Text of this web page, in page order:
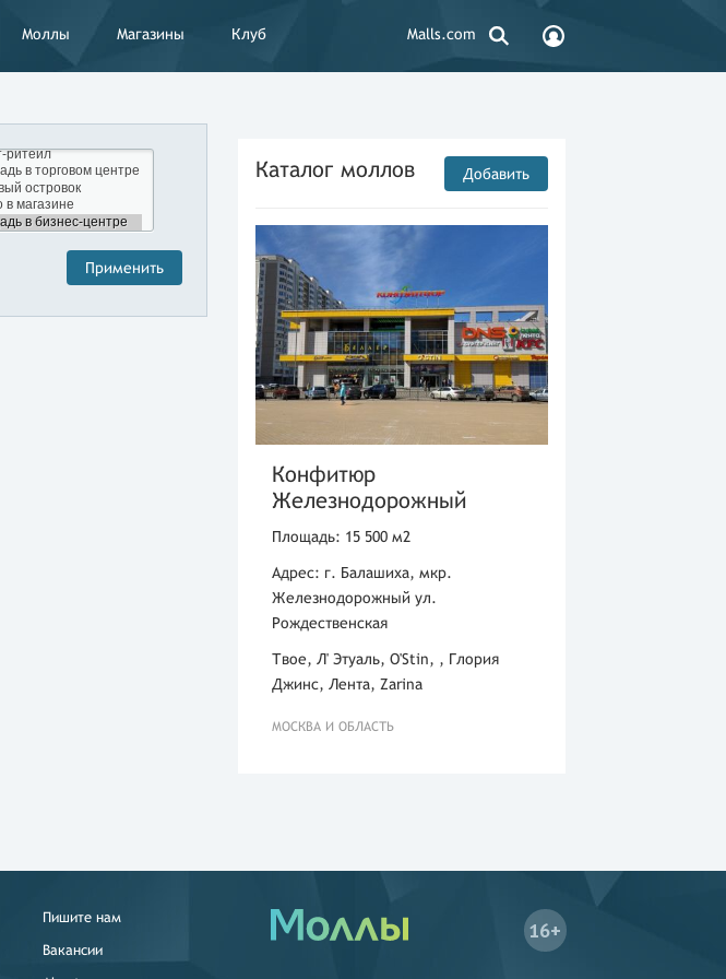
Моллы Магазины Клуб Malls.com
Каталог моллов Добавить
Конфитюр
Железнодорожный
Площадь: 15 500 м2
Адрес: г. Балашиха, мкр.
Железнодорожный ул.
Рождественская
Твое, Л' Этуаль, O'Stin, , Глория
Джинс, Лента, Zarina
МОСКВА И ОБЛАСТЬ
Пишите нам
Вакансии
16+